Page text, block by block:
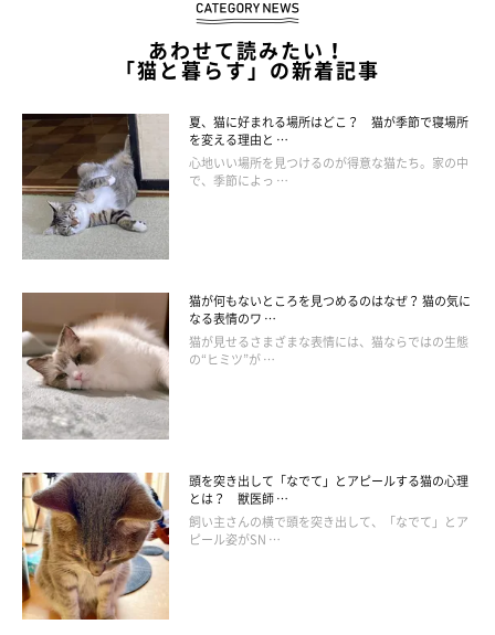
陰部を舐める
メスの発情行動に反応したオスは、頻繁に陰部を気にして舐める
ようになります。
なお、オスは発情したメスがいたらすぐに応じられるよう、最初
の反応から1カ月ほどはその衝動が続きます。
このほか、飼い猫でも、室内でマーキングしたり、外の猫を見て
唸ったりといったしぐさも見られるようになります。
あわせて読みたい！
「猫と暮らす」の新着記事
夏、猫に好まれる場所はどこ？ 猫が季節で寝場所
を変える理由と …
心地いい場所を見つけるのが得意な猫たち。家の中
で、季節によっ …
猫が何もないところを見つめるのはなぜ？ 猫の気に
なる表情のワ …
猫が見せるさまざまな表情には、猫ならではの生態
の“ヒミツ”が …
頭を突き出して「なでて」とアピールする猫の心理
とは？ 獣医師 …
飼い主さんの横で頭を突き出して、「なでて」とア
ピール姿がSN …